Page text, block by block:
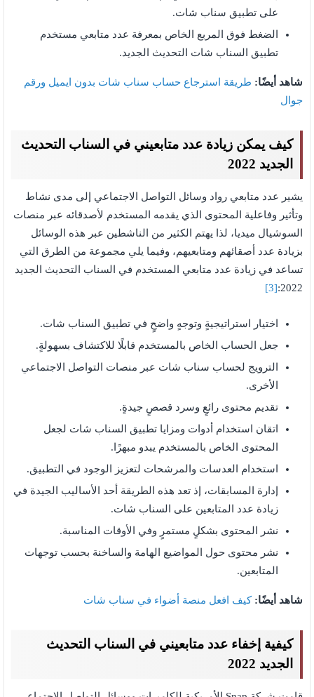
على تطبيق سناب شات.
الضغط فوق المربع الخاص بمعرفة عدد متابعي مستخدم
تطبيق السناب شات التحديث الجديد.
شاهد أيضًا: طريقة استرجاع حساب سناب شات بدون ايميل ورقم
جوال
كيف يمكن زيادة عدد متابعيني في السناب التحديث
الجديد 2022
يشير عدد متابعي رواد وسائل التواصل الاجتماعي إلى مدى نشاط
وتأثير وفاعلية المحتوى الذي يقدمه المستخدم لأصدقائه عبر منصات
السوشيال ميديا، لذا يهتم الكثير من الناشطين عبر هذه الوسائل
بزيادة عدد أصقائهم ومتابعيهم، وفيما يلي مجموعة من الطرق التي
تساعد في زيادة عدد متابعي المستخدم في السناب التحديث الجديد
2022:
[3]
اختيار استراتيجيةٍ وتوجهٍ واضحٍ في تطبيق السناب شات.
جعل الحساب الخاص بالمستخدم قابلًا للاكتشاف بسهولةٍ.
الترويج لحساب سناب شات عبر منصات التواصل الاجتماعي
الأخرى.
تقديم محتوى رائعٍ وسرد قصصٍ جيدةٍ.
اتقان استخدام أدوات ومزايا تطبيق السناب شات لجعل
المحتوى الخاص بالمستخدم يبدو مبهرًا.
استخدام العدسات والمرشحات لتعزيز الوجود في التطبيق.
إدارة المسابقات، إذ تعد هذه الطريقة أحد الأساليب الجيدة في
زيادة عدد المتابعين على السناب شات.
نشر المحتوى بشكلٍ مستمرٍ وفي الأوقات المناسبة.
نشر محتوى حول المواضيع الهامة والساخنة بحسب توجهات
المتابعين.
شاهد أيضًا:كيف افعل منصة أضواء في سناب شات
كيفية إخفاء عدد متابعيني في السناب التحديث
الجديد 2022